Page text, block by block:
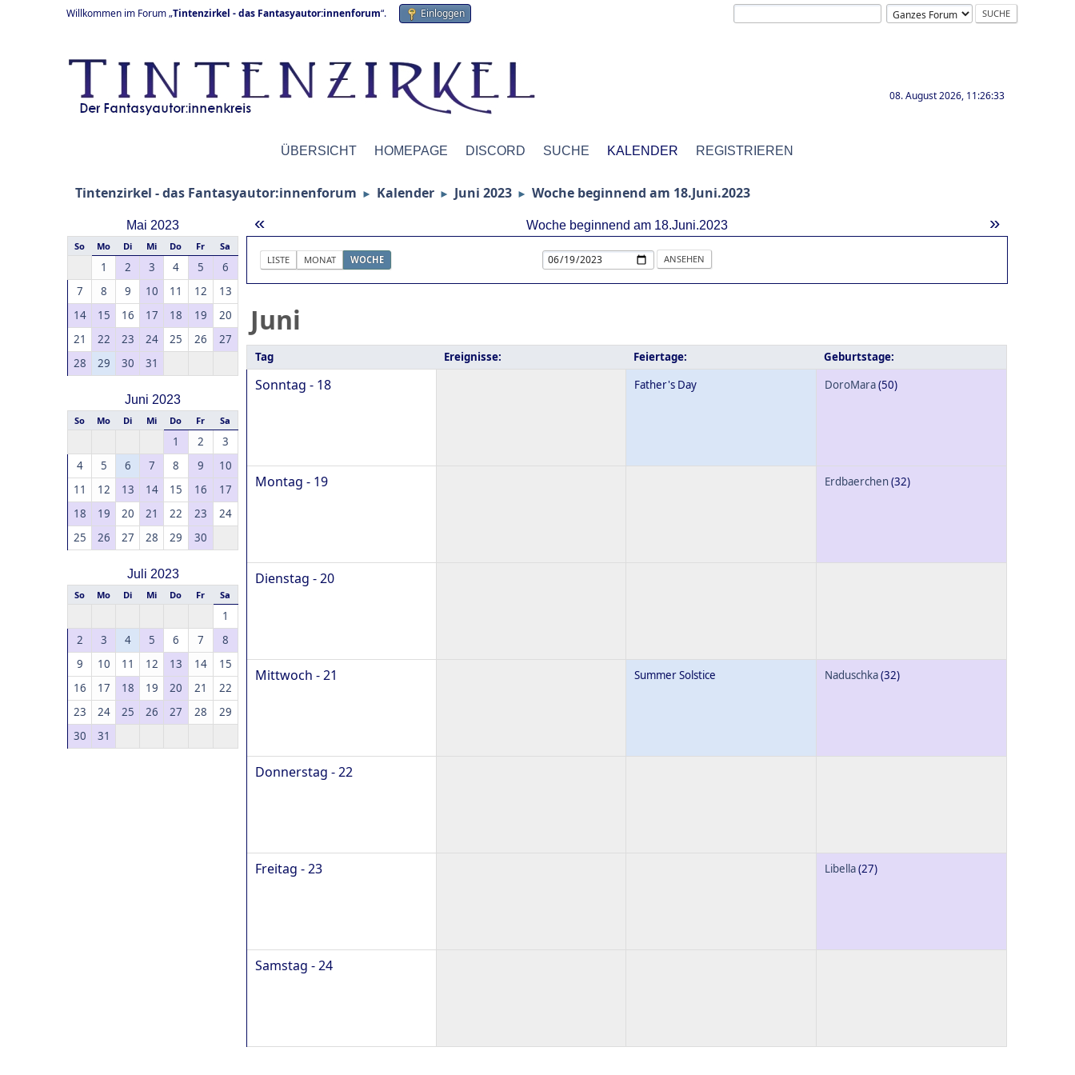
Willkommen im Forum „Tintenzirkel - das Fantasyautor:innenforum“. Einloggen
08. August 2026, 11:26:33
ÜBERSICHT HOMEPAGE DISCORD SUCHE KALENDER REGISTRIEREN
Tintenzirkel - das Fantasyautor:innenforum ► Kalender ► Juni 2023 ► Woche beginnend am 18.Juni.2023
Mai 2023
So Mo Di Mi Do Fr Sa
1 2 3 4 5
6
7
8 9 10 11 12
13
14
15 16 17 18 19
20
21
22 23 24 25 26
27
28
29 30 31
Juni 2023
So Mo Di Mi Do Fr Sa
1 2
3
4
5 6 7 8 9
10
11
12 13 14 15 16
17
18
19 20 21 22 23
24
25
26 27 28 29 30
Juli 2023
So Mo Di Mi Do Fr Sa
1
2
3 4 5 6 7
8
9
10 11 12 13 14
15
16
17 18 19 20 21
22
23
24 25 26 27 28
29
30
31
« »
Woche beginnend am 18.Juni.2023
LISTE MONAT WOCHE
Juni
Tag Ereignisse: Feiertage: Geburtstage:
Sonntag - 18 Father's Day DoroMara(50)
Montag - 19 Erdbaerchen(32)
Dienstag - 20
Mittwoch - 21 Summer Solstice Naduschka(32)
Donnerstag - 22
Freitag - 23 Libella(27)
Samstag - 24